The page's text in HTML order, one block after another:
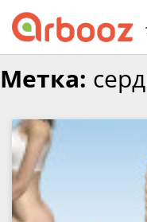
to
Метка:
Найти: